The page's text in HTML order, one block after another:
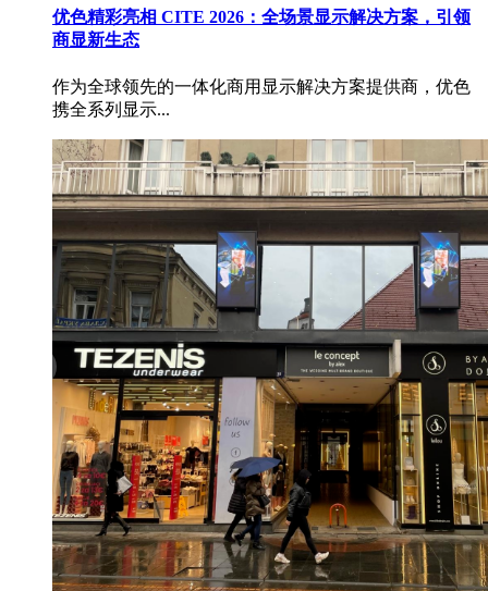
优色精彩亮相 CITE 2026：全场景显示解决方案，引领
商显新生态
作为全球领先的一体化商用显示解决方案提供商，优色
携全系列显示...